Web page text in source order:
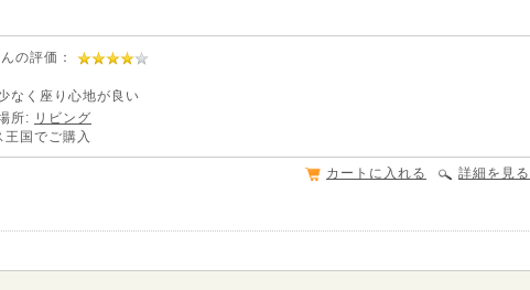
の評価：
なく座り心地が良い
所:
リビング
国でご購入
詳細を見る
カートに入れる